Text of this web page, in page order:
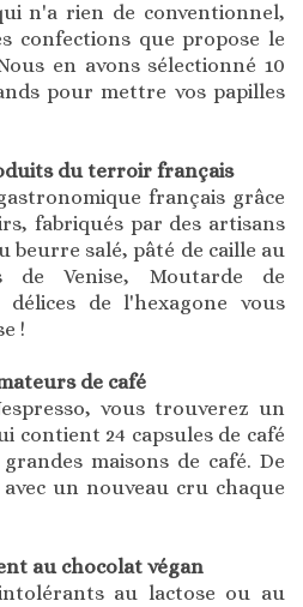
n'a rien de conventionnel,
confections que propose le
en avons sélectionné 10
pour mettre vos papilles
du terroir français
français grâce
fabriqués par des artisans
beurre salé, pâté de caille au
de Venise, Moutarde de
de l'hexagone vous
!
de café
vous trouverez un
contient 24 capsules de café
maisons de café. De
un nouveau cru chaque
au chocolat végan
au lactose ou au